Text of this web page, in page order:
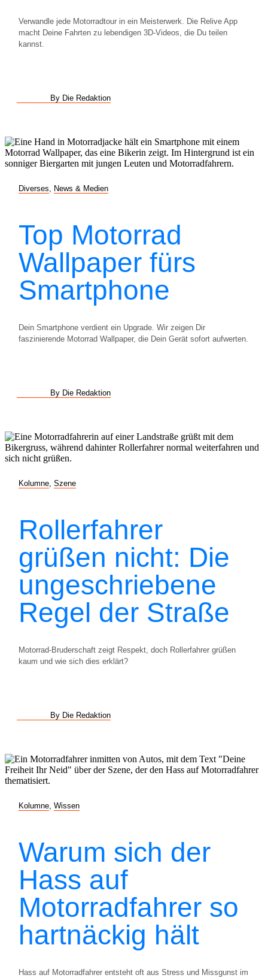
Verwandle jede Motorradtour in ein Meisterwerk. Die Relive App
macht Deine Fahrten zu lebendigen 3D-Videos, die Du teilen
kannst.
By Die Redaktion
Diverses News & Medien
Top Motorrad
Wallpaper fürs
Smartphone
Dein Smartphone verdient ein Upgrade. Wir zeigen Dir
faszinierende Motorrad Wallpaper, die Dein Gerät sofort aufwerten.
By Die Redaktion
Kolumne Szene
Rollerfahrer
grüßen nicht: Die
ungeschriebene
Regel der Straße
Motorrad-Bruderschaft zeigt Respekt, doch Rollerfahrer grüßen
kaum und wie sich dies erklärt?
By Die Redaktion
Kolumne Wissen
Warum sich der
Hass auf
Motorradfahrer so
hartnäckig hält
Hass auf Motorradfahrer entsteht oft aus Stress und Missgunst im